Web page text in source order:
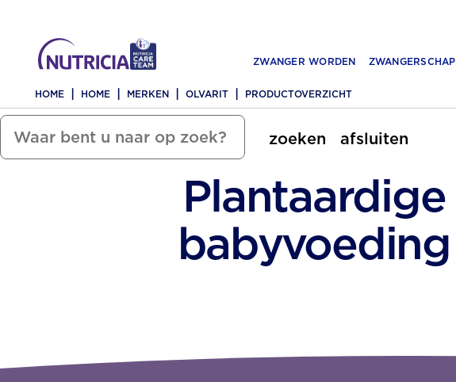
ZWANGER WORDEN ZWANGERSCHAP
zoeken afsluiten
Plantaardige
babyvoeding
HOME HOME MERKEN OLVARIT PRODUCTOVERZICHT